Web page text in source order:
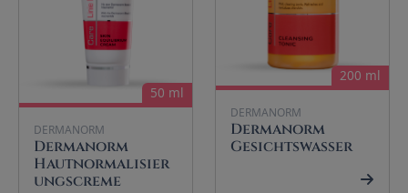
200 ml
DERMANORM
Dermanorm
Gesichtswasser
50 ml
DERMANORM
Dermanorm
Hautnormalisier
ungscreme